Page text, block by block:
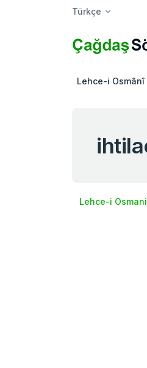
Türkçe
Lehce-i Osmânî
Lehce-i Osmani